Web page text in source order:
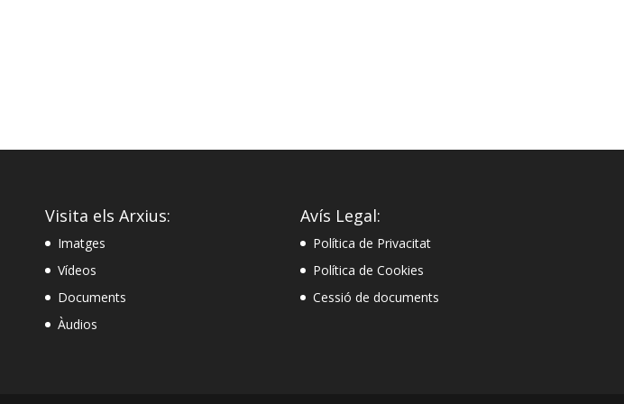
Visita els Arxius:
Imatges
Vídeos
Documents
Àudios
Avís Legal:
Política de Privacitat
Política de Cookies
Cessió de documents